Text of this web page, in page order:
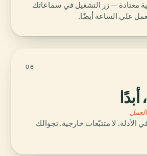
معتادة — زر التشغيل في سماعاتك
على الساعة أيضًا.
06
أبدًا
الأدلة. لا متتبّعات خارجية. تجوالك